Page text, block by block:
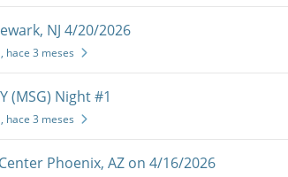
NJ 4/20/2026
, hace 3 meses
(MSG) Night #1
, hace 3 meses
Phoenix, AZ on 4/16/2026